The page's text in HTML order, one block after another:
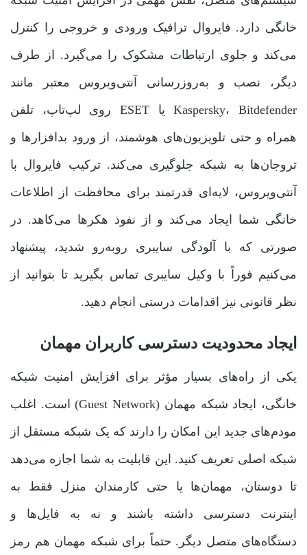
خانگی دارد. فایروال ترافیک ورودی و خروجی را کنترل
می‌کند و جلوی ارتباطات مشکوک را می‌گیرد. از طرف
دیگر، نصب و به‌روزرسانی آنتی‌ویروس معتبر مانند
Kaspersky، Bitdefender یا ESET روی لپ‌تاپ، تلفن
همراه و حتی تلویزیون‌های هوشمند، از ورود بدافزارها و
تروجان‌ها به شبکه جلوگیری می‌کند. ترکیب فایروال با
آنتی‌ویروس، لایه‌ای قدرتمند برای محافظت از اطلاعات
خانگی شما ایجاد می‌کند و از نفوذ هکرها می‌کاهد. در
صورتی که با آلودگی سایبری روبه‌رو شدید، پیشنهاد
می‌کنیم فوراً با وکیل سایبری تماس بگیرید تا بتوانید از
نظر قانونی نیز اقدامات درستی انجام دهید.
ایجاد محدودیت دسترسی کاربران مهمان
یکی از راه‌های بسیار مؤثر برای افزایش امنیت شبکه
خانگی، ایجاد شبکه مهمان (Guest Network) است. اغلب
مودم‌های جدید این امکان را دارند که یک شبکه مستقل از
شبکه اصلی تعریف کنید. این قابلیت به شما اجازه می‌دهد
تا دوستان، مهمان‌ها یا حتی کارمندان منزل فقط به
اینترنت دسترسی داشته باشند و نه به فایل‌ها و
دستگاه‌های متصل دیگر. حتماً برای شبکه مهمان هم رمز